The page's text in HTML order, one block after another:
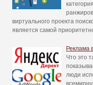
виртуального проекта
является самой
Реклама
Что это
люди